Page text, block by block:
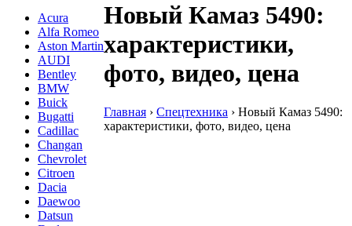
Acura
Alfa Romeo
Aston Martin
AUDI
Bentley
BMW
Buick
Bugatti
Cadillac
Changan
Chevrolet
Citroen
Dacia
Daewoo
Datsun
Новый Камаз 5490:
характеристики,
фото, видео, цена
Главная › Спецтехника › Новый Камаз 5490:
характеристики, фото, видео, цена